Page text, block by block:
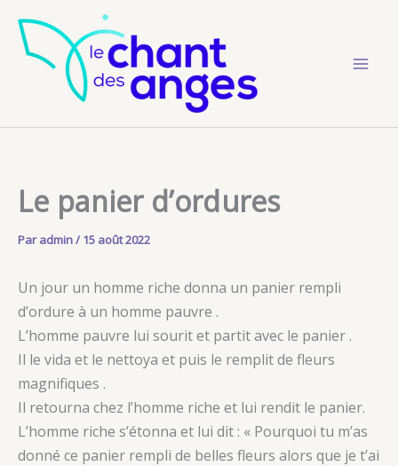
contenu
Le panier d’ordures
Paradmin/ 15 août 2022
Un jour un homme riche donna un panier rempli
d’ordure à un homme pauvre .
L’homme pauvre lui sourit et partit avec le panier .
Il le vida et le nettoya et puis le remplit de fleurs
magnifiques .
Il retourna chez l’homme riche et lui rendit le panier.
L’homme riche s’étonna et lui dit : « Pourquoi tu m’as
donné ce panier rempli de belles fleurs alors que je t’ai